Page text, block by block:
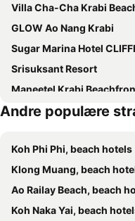
Villa Cha-Cha Krabi Beachfront
GLOW Ao Nang Krabi
Sugar Marina Hotel CLIFFHANGER
Srisuksant Resort
Maneetel Krabi
The Pelican Residence & Suites
COSI Krabi Ao Nang Beach
Villa Thalanena By The
PP Nice Beach Resort
Machorat Aonang Resort at Aonang Beach
Andre populære
Koh Phi Phi, beach hotels
Klong Muang, beach
Ao Railay Beach, beach
Koh Naka Yai, beach